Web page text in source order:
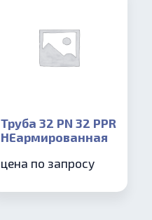
Труба 32 PN 32 PPR
НЕармированная
цена по запросу